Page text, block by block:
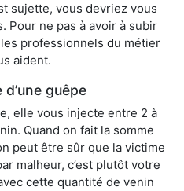
sujette, vous devriez vous
Pour ne pas à avoir à subir
professionnels du métier
aident.
guêpe
elle vous injecte entre 2 à
Quand on fait la somme
peut être sûr que la victime
malheur, c’est plutôt votre
cette quantité de venin